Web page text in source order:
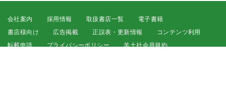
会社案内 採用情報 取扱書店一覧
電子書籍
書店様向け
広告掲載 正誤表・更新情報
コンテンツ利用
転載申請
プライバシーポリシー
羊土社会員規約